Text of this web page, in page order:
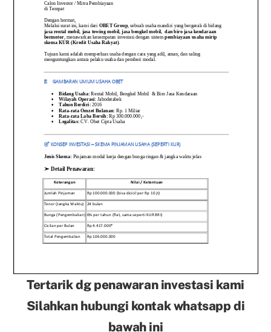
Tertarik dg penawaran investasi kami
Silahkan hubungi kontak whatsapp di
bawah ini